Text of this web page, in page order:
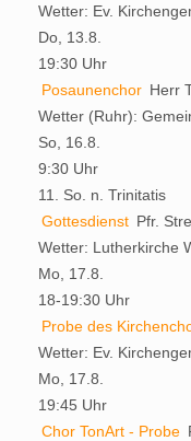
Wetter: Ev.
Do, 13.8.
19:30 Uhr
Posaunenchor Herr
Wetter (Ruhr):
So, 16.8.
9:30 Uhr
11. So. n. Trinitatis
Gottesdienst Pfr.
Wetter: Lutherkirche
Mo, 17.8.
18-19:30 Uhr
Probe des
Wetter: Ev.
Mo, 17.8.
19:45 Uhr
Chor TonArt - Probe